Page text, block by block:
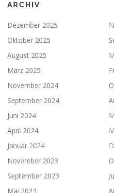
g
s
n
v
i
g
a
t
i
o
n
ARCHIV
Dezember 2025
Oktober 2025
August 2025
März 2025
November 2024
September 2024
Juni 2024
April 2024
Januar 2024
November 2023
September 2023
Mai 2023